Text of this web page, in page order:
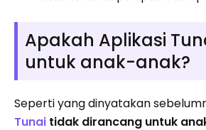
Apakah Aplikasi
untuk anak-anak?
Seperti yang dinyatakan
Tunai tidak dirancang untuk